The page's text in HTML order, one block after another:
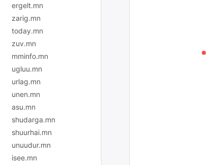
ergelt.mn
zarig.mn
today.mn
zuv.mn
mminfo.mn
ugluu.mn
urlag.mn
unen.mn
asu.mn
shudarga.mn
shuurhai.mn
unuudur.mn
isee.mn